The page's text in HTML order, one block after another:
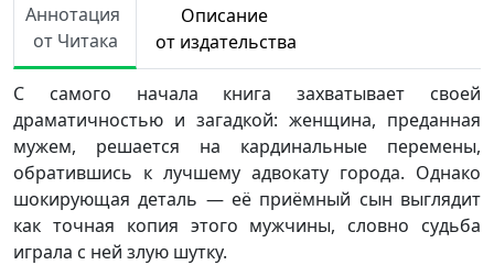
Аннотация
от Читака
Описание
от издательства
С самого начала книга захватывает своей
драматичностью и загадкой: женщина, преданная
мужем, решается на кардинальные перемены,
обратившись к лучшему адвокату города. Однако
шокирующая деталь — её приёмный сын выглядит
как точная копия этого мужчины, словно судьба
играла с ней злую шутку.